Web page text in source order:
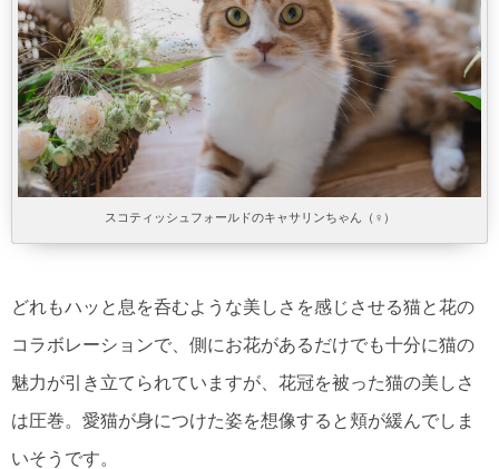
スコティッシュフォールドのキャサリンちゃん（♀）
どれもハッと息を呑むような美しさを感じさせる猫と花の
コラボレーションで、側にお花があるだけでも十分に猫の
魅力が引き立てられていますが、花冠を被った猫の美しさ
は圧巻。愛猫が身につけた姿を想像すると頬が緩んでしま
いそうです。